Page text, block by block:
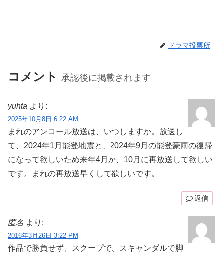
ドラマ投票所
コメント 承認後に掲載されます
yuhta より:
2025年10月8日 6:22 AM
まれのアンコール放送は、いつしますか。放送し
て、2024年1月能登地震と、2024年9月の能登豪雨の復帰
になって欲しいため来年4月か、10月に再放送して欲しい
です。まれの再放送早くして欲しいです。
返信
匿名 より:
2016年3月26日 3:22 PM
作品で勝負せず、スクープで、スキャンダルで脚